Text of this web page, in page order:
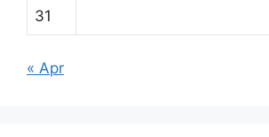
31
« Apr